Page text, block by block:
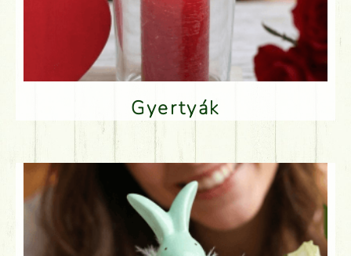
Gyertyák